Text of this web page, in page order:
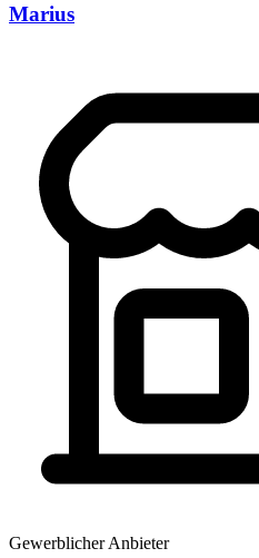
Marius
Gewerblicher Anbieter